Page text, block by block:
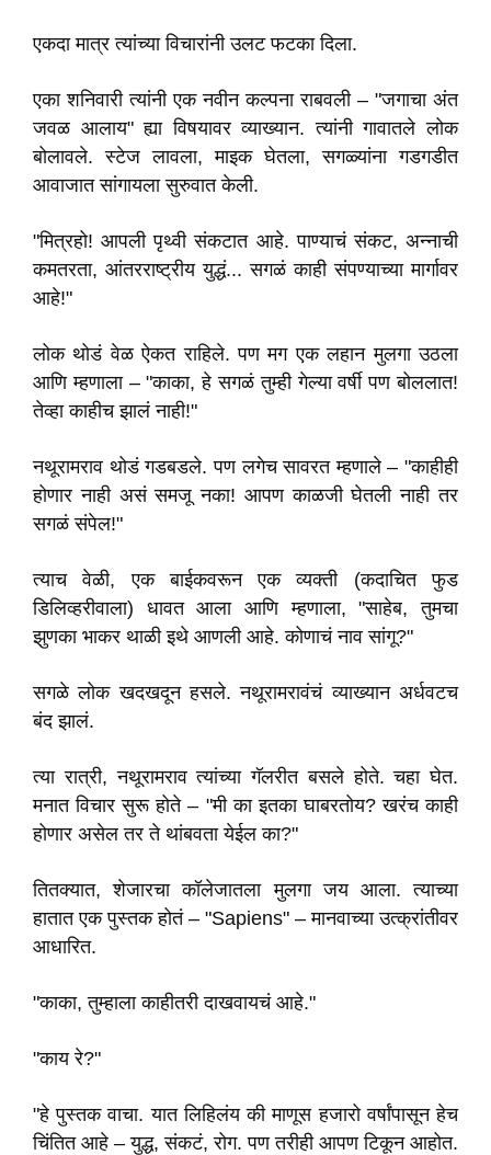
एकदा मात्र त्यांच्या विचारांनी उलट फटका दिला.
एका शनिवारी त्यांनी एक नवीन कल्पना राबवली – "जगाचा अंत
जवळ आलाय" ह्या विषयावर व्याख्यान. त्यांनी गावातले लोक
बोलावले. स्टेज लावला, माइक घेतला, सगळ्यांना गडगडीत
आवाजात सांगायला सुरुवात केली.
"मित्रहो! आपली पृथ्वी संकटात आहे. पाण्याचं संकट, अन्नाची
कमतरता, आंतरराष्ट्रीय युद्धं... सगळं काही संपण्याच्या मार्गावर
आहे!"
लोक थोडं वेळ ऐकत राहिले. पण मग एक लहान मुलगा उठला
आणि म्हणाला – "काका, हे सगळं तुम्ही गेल्या वर्षी पण बोललात!
तेव्हा काहीच झालं नाही!"
नथूरामराव थोडं गडबडले. पण लगेच सावरत म्हणाले – "काहीही
होणार नाही असं समजू नका! आपण काळजी घेतली नाही तर
सगळं संपेल!"
त्याच वेळी, एक बाईकवरून एक व्यक्ती (कदाचित फुड
डिलिव्हरीवाला) धावत आला आणि म्हणाला, "साहेब, तुमचा
झुणका भाकर थाळी इथे आणली आहे. कोणाचं नाव सांगू?"
सगळे लोक खदखदून हसले. नथूरामरावंचं व्याख्यान अर्धवटच
बंद झालं.
त्या रात्री, नथूरामराव त्यांच्या गॅलरीत बसले होते. चहा घेत.
मनात विचार सुरू होते – "मी का इतका घाबरतोय? खरंच काही
होणार असेल तर ते थांबवता येईल का?"
तितक्यात, शेजारचा कॉलेजातला मुलगा जय आला. त्याच्या
हातात एक पुस्तक होतं – "Sapiens" – मानवाच्या उत्क्रांतीवर
आधारित.
"काका, तुम्हाला काहीतरी दाखवायचं आहे."
"काय रे?"
"हे पुस्तक वाचा. यात लिहिलंय की माणूस हजारो वर्षांपासून हेच
चिंतित आहे – युद्ध, संकटं, रोग. पण तरीही आपण टिकून आहोत.